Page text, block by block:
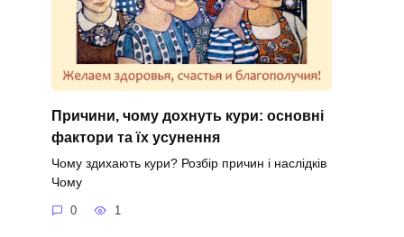
Причини, чому дохнуть кури: основні
фактори та їх усунення
Чому здихають кури? Розбір причин і наслідків
Чому
0 1